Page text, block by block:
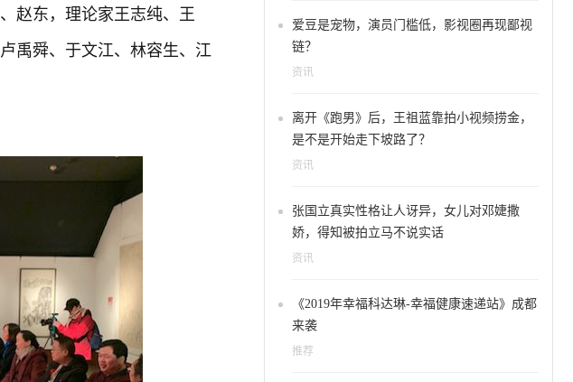
赵东，理论家王志纯、王
禹舜、于文江、林容生、江
爱豆是宠物，演员门槛低，影视圈再现鄙视
链？
资讯
离开《跑男》后，王祖蓝靠拍小视频捞金，
是不是开始走下坡路了？
资讯
张国立真实性格让人讶异，女儿对邓婕撒
娇，得知被拍立马不说实话
资讯
《2019年幸福科达琳-幸福健康速递站》成都
来袭
推荐